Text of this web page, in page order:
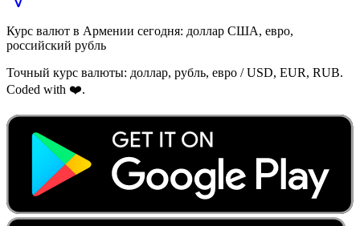
Курс валют в Армении сегодня: доллар США, евро,
российский рубль
Точный курс валюты: доллар, рубль, евро / USD, EUR, RUB.
Coded with ❤️.